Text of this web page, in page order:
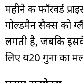
महीने की फॉरवर्ड
गोल्डमैन सैक्स को
लगती है, जबकि
लिए य20 गुना का